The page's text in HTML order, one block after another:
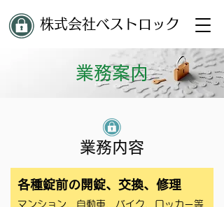
株式会社ベストロック
業務案内
業務内容
各種錠前の開錠、交換、修理
マンション、自動車、バイク、ロッカー等